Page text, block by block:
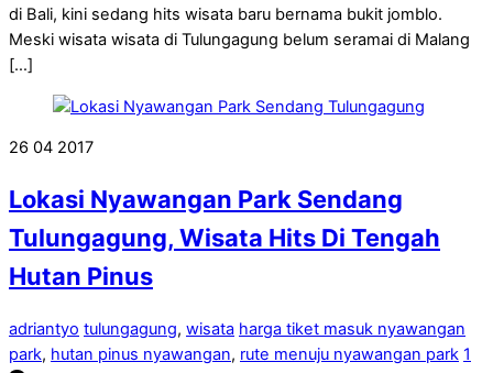
di Bali, kini sedang hits wisata baru bernama bukit jomblo.
Meski wisata wisata di Tulungagung belum seramai di Malang
[…]
26 04 2017
Lokasi Nyawangan Park Sendang
Tulungagung, Wisata Hits Di Tengah
Hutan Pinus
adriantyo tulungagung, wisata harga tiket masuk nyawangan
park, hutan pinus nyawangan, rute menuju nyawangan park 1